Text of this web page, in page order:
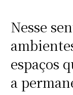
Nesse
espaços
a